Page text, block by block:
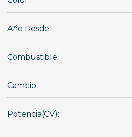
Año Desde:
Combustible:
Cambio:
Potencia(CV):